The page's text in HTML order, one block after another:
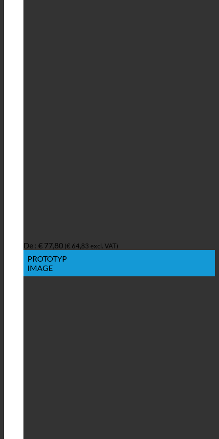
De : € 77,80 (€ 64,83 excl. VAT)
PROTOTYP
IMAGE